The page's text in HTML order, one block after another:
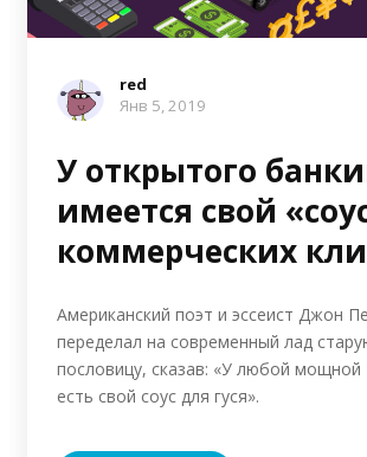
red
Янв 5, 2019
У открытого
имеется свой
коммерческих
Американский поэт и эссеист Джон
переделал на современный лад
пословицу, сказав: «У любой мощной
есть свой соус для гуся».